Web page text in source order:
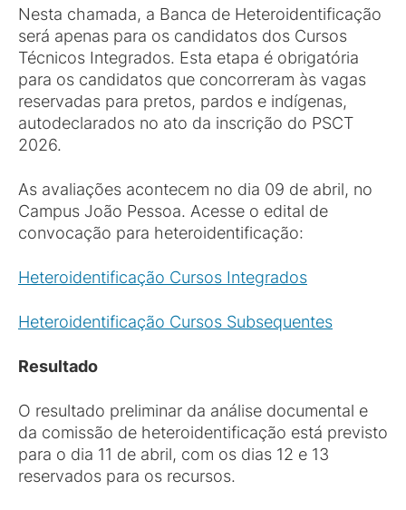
Nesta chamada, a Banca de Heteroidentificação
será apenas para os candidatos dos Cursos
Técnicos Integrados. Esta etapa é obrigatória
para os candidatos que concorreram às vagas
reservadas para pretos, pardos e indígenas,
autodeclarados no ato da inscrição do PSCT
2026.
As avaliações acontecem no dia 09 de abril, no
Campus João Pessoa. Acesse o edital de
convocação para heteroidentificação:
Heteroidentificação Cursos Integrados
Heteroidentificação Cursos Subsequentes
Resultado
O resultado preliminar da análise documental e
da comissão de heteroidentificação está previsto
para o dia 11 de abril, com os dias 12 e 13
reservados para os recursos.